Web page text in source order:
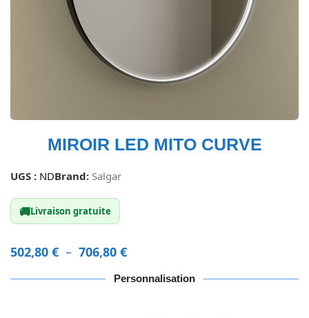
MIROIR LED MITO CURVE
UGS : NDBrand: Salgar
🚚Livraison gratuite
502,80 € – 706,80 €
Personnalisation